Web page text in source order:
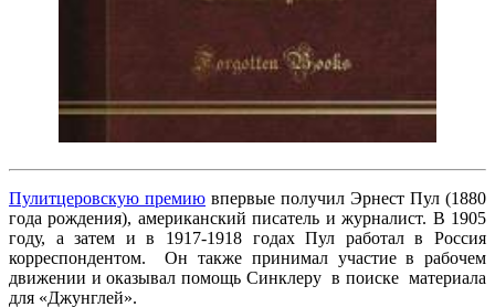
Пулитцеровскую премию впервые получил Эрнест Пул (1880
года рождения), американский писатель и журналист. В 1905
году, а затем и в 1917-1918 годах Пул работал в Россия
корреспондентом. Он также принимал участие в рабочем
движении и оказывал помощь Синклеру в поиске материала
для «Джунглей».